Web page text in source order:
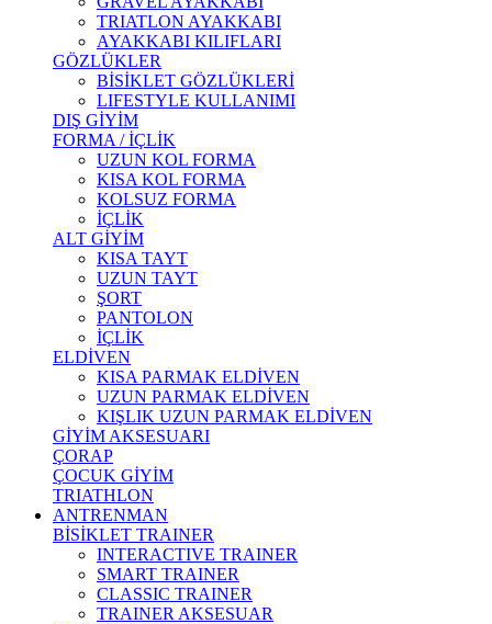
TRIATLON AYAKKABI
AYAKKABI KILIFLARI
GÖZLÜKLER
BİSİKLET GÖZLÜKLERİ
LIFESTYLE KULLANIMI
DIŞ GİYİM
FORMA / İÇLİK
UZUN KOL FORMA
KISA KOL FORMA
KOLSUZ FORMA
İÇLİK
ALT GİYİM
KISA TAYT
UZUN TAYT
ŞORT
PANTOLON
İÇLİK
ELDİVEN
KISA PARMAK ELDİVEN
UZUN PARMAK ELDİVEN
KIŞLIK UZUN PARMAK ELDİVEN
GİYİM AKSESUARI
ÇORAP
ÇOCUK GİYİM
TRIATHLON
ANTRENMAN
BİSİKLET TRAINER
INTERACTIVE TRAINER
SMART TRAINER
CLASSIC TRAINER
TRAINER AKSESUAR